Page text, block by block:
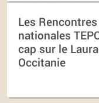
Les Rencontres
nationales
cap sur le
Occitanie